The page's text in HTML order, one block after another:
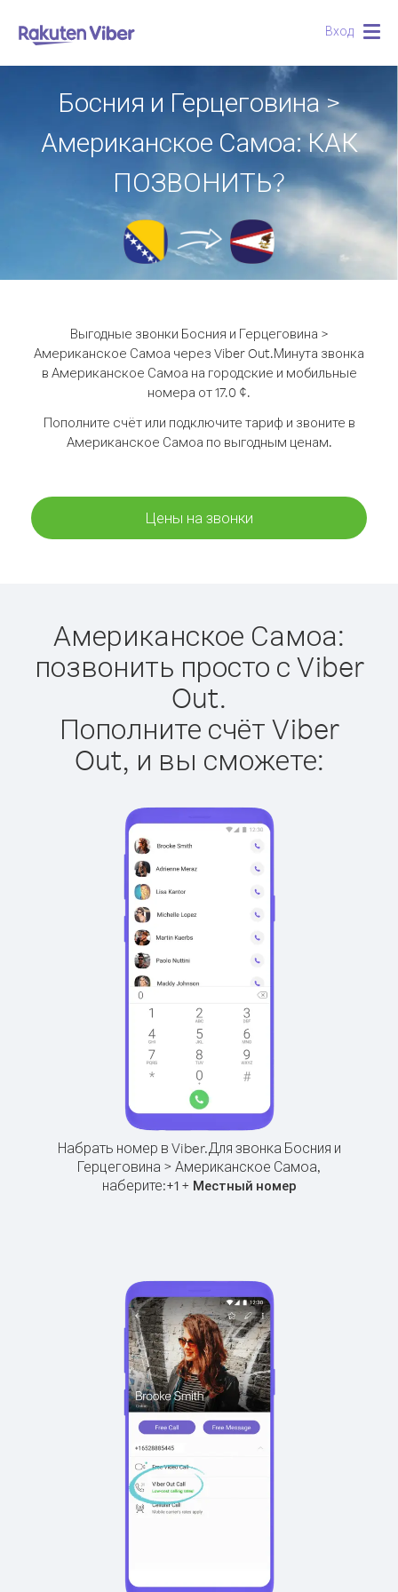
Вход
Босния и Герцеговина >
Американское Самоа: КАК
ПОЗВОНИТЬ?
Выгодные звонки Босния и Герцеговина >
Американское Самоа через Viber Out.Минута звонка
в Американское Самоа на городские и мобильные
номера от 17.0 ¢.
Пополните счёт или подключите тариф и звоните в
Американское Самоа по выгодным ценам.
Цены на звонки
Американское Самоа:
позвонить просто с Viber
Out.
Пополните счёт Viber
Out, и вы сможете:
Набрать номер в Viber.Для звонка Босния и
Герцеговина > Американское Самоа,
наберите:+1+ Местный номер